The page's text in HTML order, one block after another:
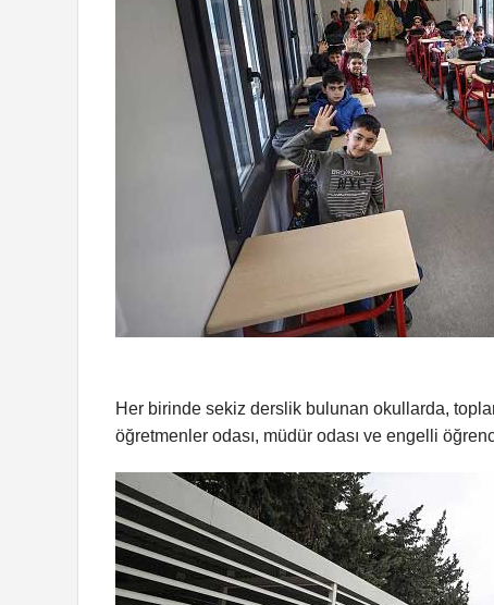
Her birinde sekiz derslik bulunan okullarda,
öğretmenler odası, müdür odası ve engelli